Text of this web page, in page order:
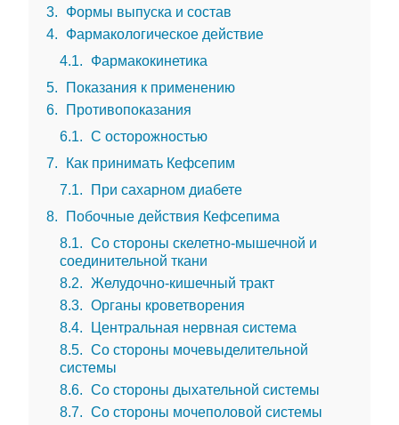
3
Формы выпуска и состав
4
Фармакологическое действие
4.1
Фармакокинетика
5
Показания к применению
6
Противопоказания
6.1
С осторожностью
7
Как принимать Кефсепим
7.1
При сахарном диабете
8
Побочные действия Кефсепима
8.1
Со стороны скелетно-мышечной и
соединительной ткани
8.2
Желудочно-кишечный тракт
8.3
Органы кроветворения
8.4
Центральная нервная система
8.5
Со стороны мочевыделительной
системы
8.6
Со стороны дыхательной системы
8.7
Со стороны мочеполовой системы